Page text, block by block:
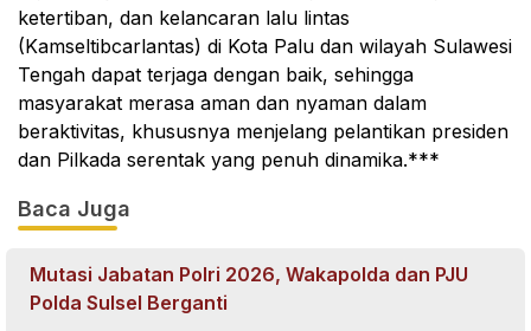
ketertiban, dan kelancaran lalu lintas
(Kamseltibcarlantas) di Kota Palu dan wilayah Sulawesi
Tengah dapat terjaga dengan baik, sehingga
masyarakat merasa aman dan nyaman dalam
beraktivitas, khususnya menjelang pelantikan presiden
dan Pilkada serentak yang penuh dinamika.***
Baca Juga
Mutasi Jabatan Polri 2026, Wakapolda dan PJU
Polda Sulsel Berganti